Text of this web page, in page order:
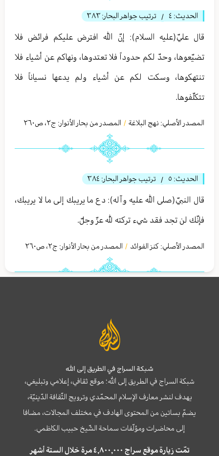
الحديث: ٤ / ترتيب جواهر البحار: ٣٨٣
قال عليّ(عليه السلام): إنّ الله افترض عليكم فرائض فلا
تضيّعوها، وحدّ لكم حدوداً فلا تعتدوها، ونهاكم عن أشياء فلا
تنتهكوها، وسكت لكم عن أشياء ولم يدعها نسياناً فلا
تتكلّفوها.
المصدر الأصلي: نهج البلاغة / المصدر من بحار الأنوار: ج٢، ص٢٦٠
الحديث: ٥ / ترتيب جواهر البحار: ٣٨٤
قال النبيّ(صلى الله عليه وآله): دع ما يريبك إلى ما لا يريبك،
فإنّك لن تجد فقد شيء تركته للّٰه عزّ وجلّ.
المصدر الأصلي: كنز الفوائد / المصدر من بحار الأنوار: ج٢، ص٢٦٠
شبكة السراج في الطريق إلى الله
شبكة السراج في الطريق إلى الله؛ موقع ثقافي، إعلامي وتبليغي،
يهدف لنشر معارف الإسلام المحمّدي وترويج الثّقافة الدّينيّة،
يضمّ بساتين من المحتوى الهادف في مختلف المجالات، مضافا
إلى محاضرات ومؤلّفات سماحة الشّيخ حبيب الكاظمي.
تمّت زيارة موقع سراج ٤,٨٠٠,٠٠٠ مرة خلال الستة أشهر